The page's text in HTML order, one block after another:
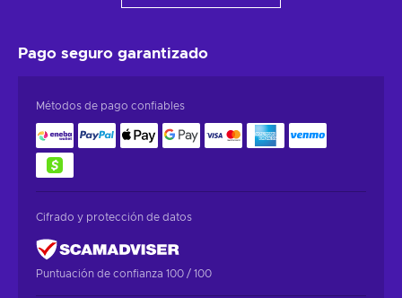
Pago seguro garantizado
Métodos de pago confiables
Cifrado y protección de datos
Puntuación de confianza 100 / 100